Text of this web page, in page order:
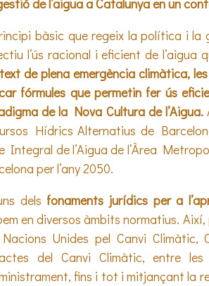
de l’aigua a Catalunya en un
bàsic que regeix la política i la
l’ús racional i eficient de
de plena emergència climàtica, les
fórmules que permetin fer ús
de la Nova Cultura de l’Aigua.
Hídrics Alternatius de
Integral de l’Aigua de l’Àrea
per l’any 2050.
dels fonaments jurídics per a
en diversos àmbits normatius.
Unides pel Canvi Climàtic,
del Canvi Climàtic, entre
fins i tot i mitjançant la